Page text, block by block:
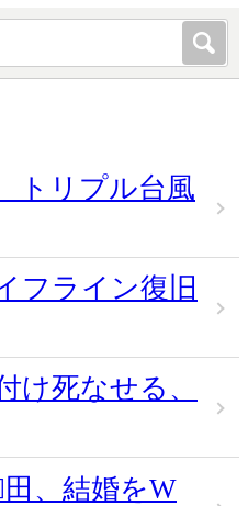
トリプル台風
フライン復旧
け死なせる、
、結婚をW